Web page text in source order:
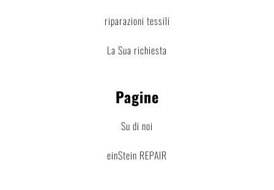
riparazioni tessili
La Sua richiesta
Pagine
Su di noi
einStein REPAIR